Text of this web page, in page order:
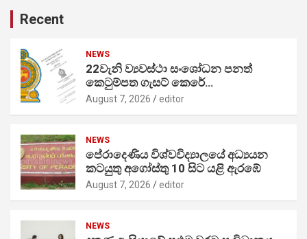
Recent
NEWS
22වැනි ව්‍යවස්ථා සංශෝධන පනත්
කෙටුම්පත ගැසට් කෙරේ…
August 7, 2026 editor
NEWS
පේරාදෙණිය විශ්වවිද්‍යාලයේ අධ්‍යයන
කටයුතු අගෝස්තු 10 සිට යළි ඇරඹේ
August 7, 2026 editor
NEWS